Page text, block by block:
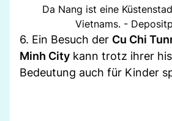
Da Nang ist eine
Vietnams. -
6. Ein Besuch der Cu Chi
Minh City kann trotz ihrer
Bedeutung auch für Kinder